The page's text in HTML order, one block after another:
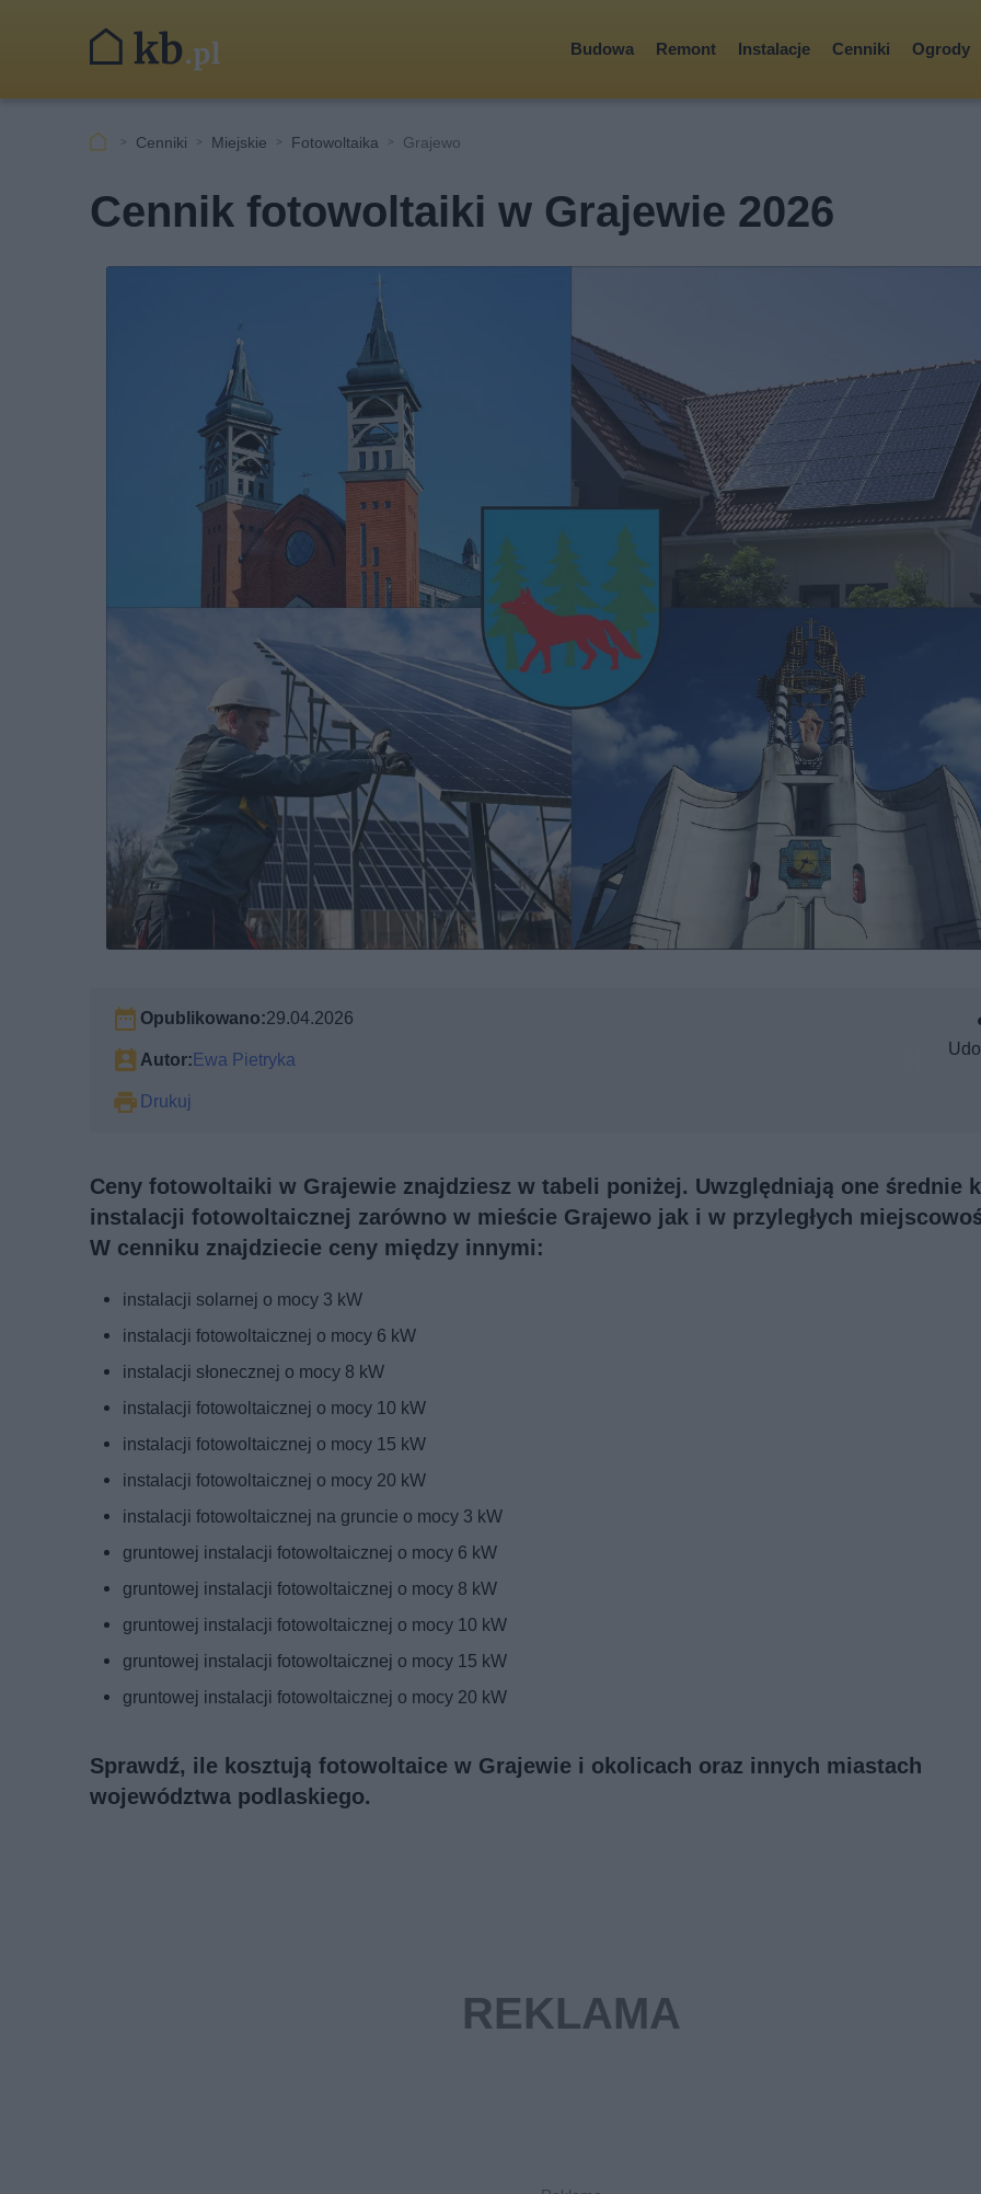
Budowa Remont Instalacje Cenniki Ogrody
Cenniki Miejskie Fotowoltaika Grajewo
Cennik fotowoltaiki w Grajewie 2026
Opublikowano:29.04.2026
Autor: Ewa Pietryka
Drukuj
Ceny fotowoltaiki w Grajewie znajdziesz w tabeli poniżej. Uwzględniają one średnie
instalacji fotowoltaicznej zarówno w mieście Grajewo jak i w przyległych
W cenniku znajdziecie ceny między innymi:
instalacji solarnej o mocy 3 kW
instalacji fotowoltaicznej o mocy 6 kW
instalacji słonecznej o mocy 8 kW
instalacji fotowoltaicznej o mocy 10 kW
instalacji fotowoltaicznej o mocy 15 kW
instalacji fotowoltaicznej o mocy 20 kW
instalacji fotowoltaicznej na gruncie o mocy 3 kW
gruntowej instalacji fotowoltaicznej o mocy 6 kW
gruntowej instalacji fotowoltaicznej o mocy 8 kW
gruntowej instalacji fotowoltaicznej o mocy 10 kW
gruntowej instalacji fotowoltaicznej o mocy 15 kW
gruntowej instalacji fotowoltaicznej o mocy 20 kW
Sprawdź, ile kosztują fotowoltaice w Grajewie i okolicach oraz innych miastach
województwa podlaskiego.